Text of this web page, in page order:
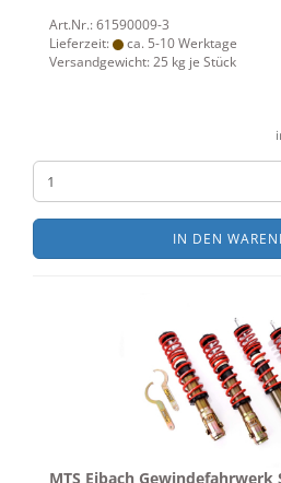
Art.Nr.: 61590009-3
Lieferzeit:
ca. 5-10 Werktage
Versandgewicht:25 kg je Stück
IN DEN
MTS Eibach